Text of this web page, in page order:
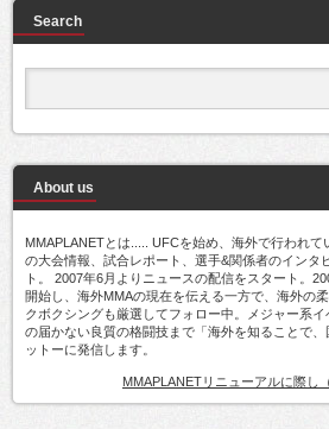
Search
About us
MMAPLANETとは..... UFCを始め、海外で行われて
の大会情報、試合レポート、選手&関係者のインタ
ト。 2007年6月よりニュースの配信をスタート。
開始し、海外MMAの現在を伝える一方で、海外の
クボクシングも厳選してフォロー中。メジャー系
の届かない良質の格闘技まで「海外を知ることで
ットーに発信します。
MMAPLANETリニューアルに際し